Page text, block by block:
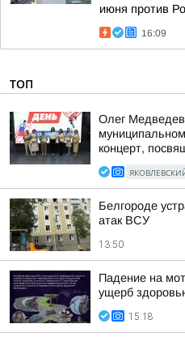
июня против
16:09
ТОП
Олег
концерт,
Белгороде
атак ВСУ
13:50
Падение на
ущерб
15:18